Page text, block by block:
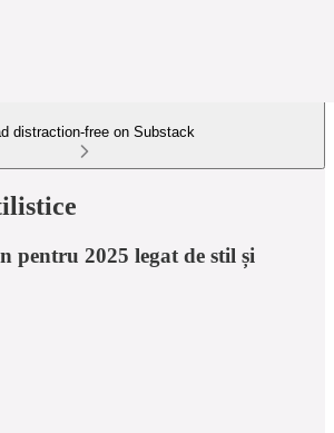
distraction-free on Substack
pentru 2025 legat de stil și